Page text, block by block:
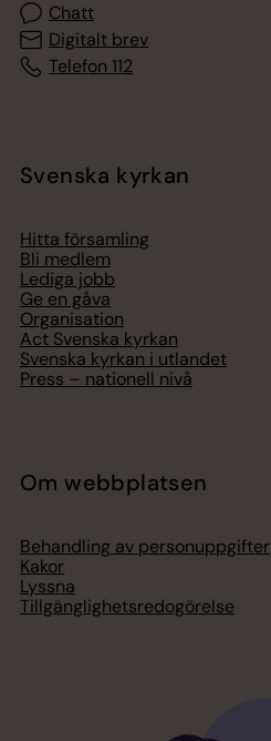
Chatt
Digitalt brev
Telefon 112
Svenska kyrkan
Hitta församling
Bli medlem
Lediga jobb
Ge en gåva
Organisation
Act Svenska kyrkan
Svenska kyrkan i utlandet
Press – nationell nivå
Om webbplatsen
Behandling av personuppgifter
Kakor
Lyssna
Tillgänglighetsredogörelse